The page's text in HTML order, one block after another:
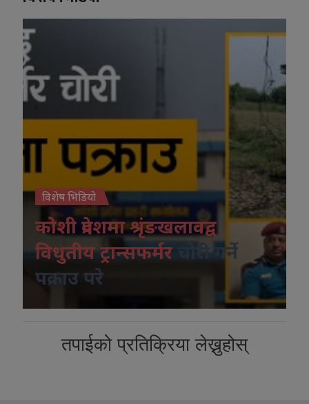
विशेष भिडियो
कोशी प्रदेशमा श्रृंङखलावद्व
विधुतीय ट्रान्सफर्मर
चोरी गर्ने
पक्राउ परे
तपाईको प्रतिक्रिया लेख्नुहोस्